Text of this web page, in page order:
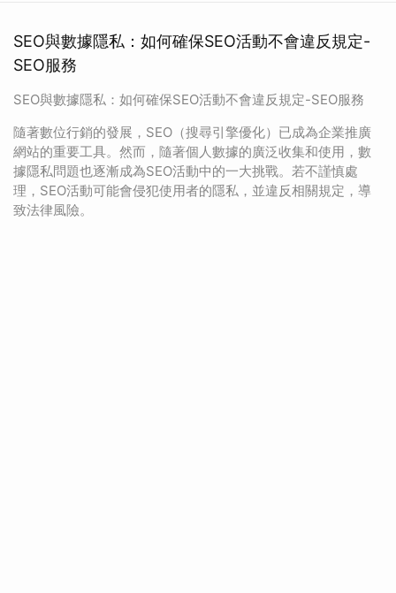
SEO與數據隱私：如何確保SEO活動不會違反規定-
SEO服務
SEO與數據隱私：如何確保SEO活動不會違反規定-SEO服務
隨著數位行銷的發展，SEO（搜尋引擎優化）已成為企業推廣
網站的重要工具。然而，隨著個人數據的廣泛收集和使用，數
據隱私問題也逐漸成為SEO活動中的一大挑戰。若不謹慎處
理，SEO活動可能會侵犯使用者的隱私，並違反相關規定，導
致法律風險。